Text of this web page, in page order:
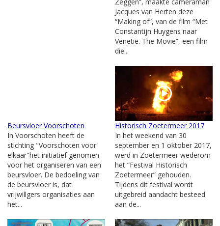
Jacques van Herten deze
“Making of”, van de film “Met
Constantijn Huygens naar
Venetië. The Movie”, een film
die...
Beursvloer Voorschoten
In Voorschoten heeft de
stichting "Voorschoten voor
elkaar"het initiatief genomen
voor het organiseren van een
beursvloer. De bedoeling van
de beursvloer is, dat
vrijwillgers organisaties aan
het...
Historisch Zoetermeer 2017
In het weekend van 30
september en 1 oktober 2017,
werd in Zoetermeer wederom
het “Festival Historisch
Zoetermeer” gehouden.
Tijdens dit festival wordt
uitgebreid aandacht besteed
aan de...